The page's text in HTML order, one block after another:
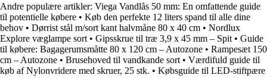
Andre populære artikler: Viega Vandlås 50 mm: En omfattende guide
til potentielle købere • Køb den perfekte 12 liters spand til alle dine
behov • Dørrist stål m/sort kant halvmåne 80 x 40 cm • Nordlux
Explore væglampe sort • Gipsskrue til træ 3,9 x 45 mm – Spit • Guide
til købere: Bagagerumsmåtte 80 x 120 cm – Autozone • Rampesæt 150
cm – Autozone • Brusehoved til vandkande sort • Værdifuld guide til
køb af Nylonvridere med skruer, 25 stk. • Købsguide til LED-stiftpære